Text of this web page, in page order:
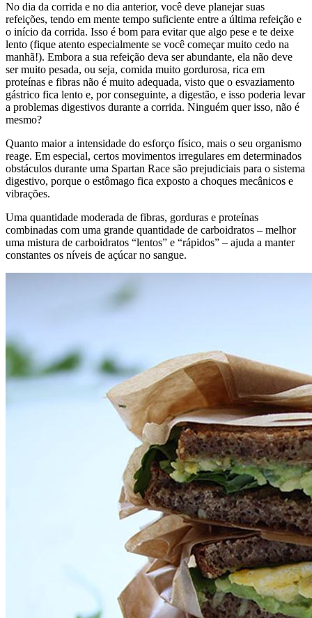
No dia da corrida e no dia anterior, você deve planejar suas
refeições, tendo em mente tempo suficiente entre a última refeição e
o início da corrida. Isso é bom para evitar que algo pese e te deixe
lento (fique atento especialmente se você começar muito cedo na
manhã!). Embora a sua refeição deva ser abundante, ela não deve
ser muito pesada, ou seja, comida muito gordurosa, rica em
proteínas e fibras não é muito adequada, visto que o esvaziamento
gástrico fica lento e, por conseguinte, a digestão, e isso poderia levar
a problemas digestivos durante a corrida. Ninguém quer isso, não é
mesmo?
Quanto maior a intensidade do esforço físico, mais o seu organismo
reage. Em especial, certos movimentos irregulares em determinados
obstáculos durante uma Spartan Race são prejudiciais para o sistema
digestivo, porque o estômago fica exposto a choques mecânicos e
vibrações.
Uma quantidade moderada de fibras, gorduras e proteínas
combinadas com uma grande quantidade de carboidratos – melhor
uma mistura de carboidratos “lentos” e “rápidos” – ajuda a manter
constantes os níveis de açúcar no sangue.